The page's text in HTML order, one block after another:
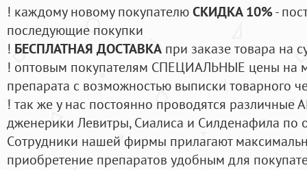
! каждому новому покупателюСКИДКА 10%-
последующие покупки
! БЕСПЛАТНАЯ ДОСТАВКА при заказе товара на
! оптовым покупателям СПЕЦИАЛЬНЫЕ цены на
препарата с возможностью выписки товарного
! так же у нас постоянно проводятся
дженерики Левитры, Сиалиса и Силденафила по
Cотрудники нашей фирмы прилагают
приобретение препаратов удобным для